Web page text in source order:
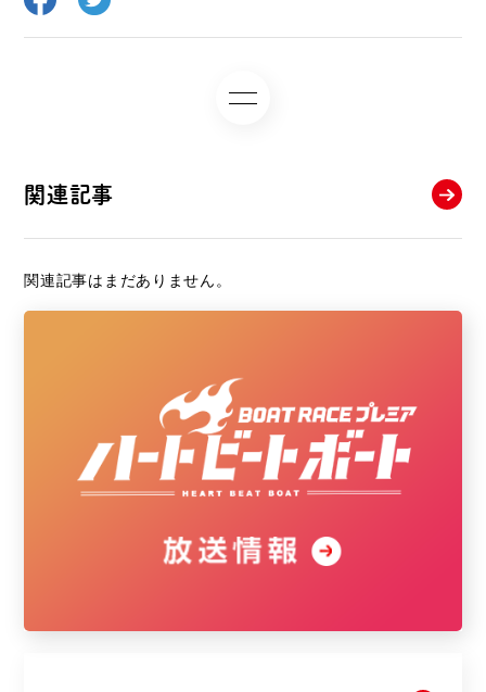
関連記事
関連記事はまだありません。